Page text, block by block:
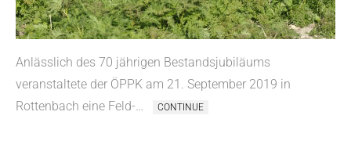
Anlässlich des 70 jährigen Bestandsjubiläums
veranstaltete der ÖPPK am 21. September 2019 in
Rottenbach eine Feld-…
CONTINUE